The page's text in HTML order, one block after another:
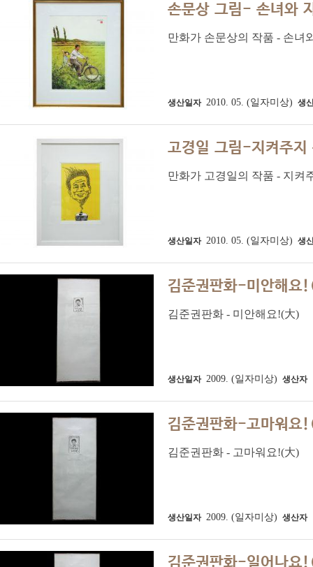
손문상 그림- 손녀와
만화가 손문상의 작품 - 손녀
생산일자 2010. 05. (일자미상) 생
고경일 그림-지켜주
만화가 고경일의 작품 - 지켜
생산일자 2010. 05. (일자미상) 생
김준권판화-미안해요
김준권판화 - 미안해요!(大)
생산일자 2009. (일자미상) 생산자
김준권판화-고마워요
김준권판화 - 고마워요!(大)
생산일자 2009. (일자미상) 생산자
김준권판화-일어나요